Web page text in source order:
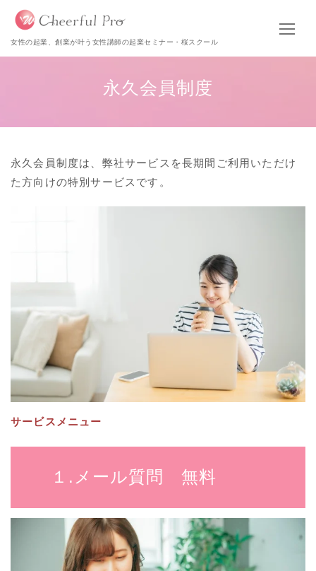
女性の起業、創業が叶う女性講師の起業セミナー・桜スクール
永久会員制度
永久会員制度は、弊社サービスを長期間ご利用いただけ
た方向けの特別サービスです。
サービスメニュー
１.メール質問 無料